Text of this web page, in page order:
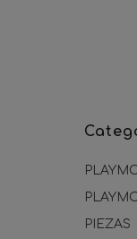
PIEZAS